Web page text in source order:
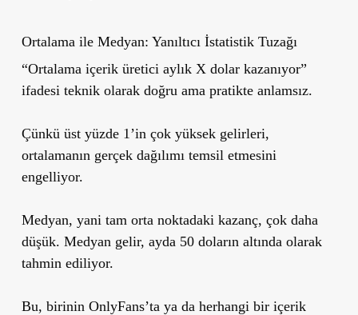
Ortalama ile Medyan: Yanıltıcı İstatistik Tuzağı
“Ortalama içerik üretici aylık X dolar kazanıyor”
ifadesi teknik olarak doğru ama pratikte anlamsız.
Çünkü üst yüzde 1’in çok yüksek gelirleri,
ortalamanın gerçek dağılımı temsil etmesini
engelliyor.
Medyan, yani tam orta noktadaki kazanç, çok daha
düşük. Medyan gelir, ayda 50 doların altında olarak
tahmin ediliyor.
Bu, birinin OnlyFans’ta ya da herhangi bir içerik